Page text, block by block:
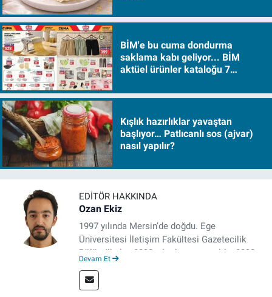
BİM'e bu cuma dondurma
saklama kabı geliyor... BİM
aktüel ürünler kataloğu 7
Kışlık hazırlıklar yavaştan
başlıyor… Patlıcanlı sos (ajvar)
nasıl yapılır?
EDITÖR HAKKINDA
Ozan Ekiz
1997 yılında Mersin’de doğdu. Ege
Üniversitesi İletişim Fakültesi Gazetecilik
Bölümü’nden 2020 yılında mezun oldu. 2020
editörü, muhabir, rejisör olarak çalıştı.
Meslek hayatına İzmir’de başlayan gazeteci,
Devam Et